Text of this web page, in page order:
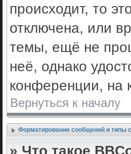
происходит, то
отключена, или
темы, ещё не
неё, однако
конференции, на
Вернуться к началу
Форматирование сообщений и типы
» Что такое